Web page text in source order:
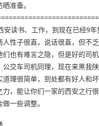
准备。
读书、工作，到现在已经9
性子很直，说话很直，但不
们也有难言之隐，但是好的司
交车司机同理，现在来黑我
理很简单，到处都有好人和
，能让你们一家的西安之行
一些调整。